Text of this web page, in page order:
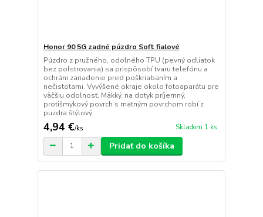
Honor 90 5G zadné púzdro Soft fialové
Púzdro z pružného, odolného TPU (pevný odliatok
bez polstrovania) sa prispôsobí tvaru telefónu a
ochráni zariadenie pred poškriabaním a
nečistotami. Vyvýšené okraje okolo fotoaparátu pre
väčšiu odolnosť. Mäkký, na dotyk príjemný,
protišmykový povrch s matným povrchom robí z
puzdra štýlový
4,94 €/ks Skladom 1 ks
Pridať do košíka